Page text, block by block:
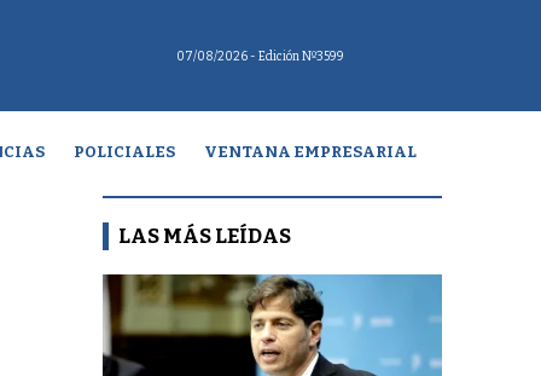
07/08/2026 - Edición Nº3599
POLICIALES VENTANA EMPRESARIAL
LAS MÁS LEÍDAS